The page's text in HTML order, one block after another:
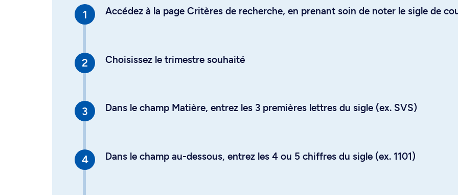
Accédez à la page Critères de recherche, en prenant soin de noter le sigle de
Choisissez le trimestre souhaité
Dans le champ Matière, entrez les 3 premières lettres du sigle (ex. SVS)
Dans le champ au-dessous, entrez les 4 ou 5 chiffres du sigle (ex. 1101)